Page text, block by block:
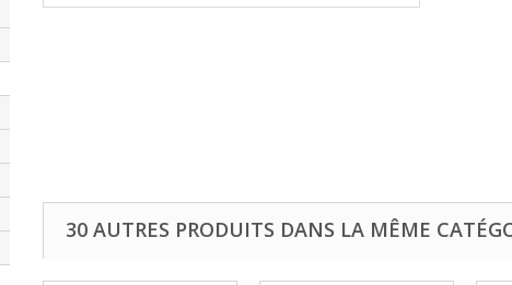
30 AUTRES PRODUITS DANS LA MÊME